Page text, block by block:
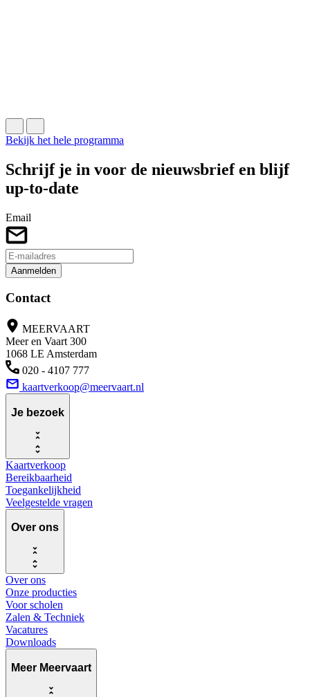
Bekijk het hele programma
Schrijf je in voor de nieuwsbrief en blijf
up-to-date
Email
Aanmelden
Contact
MEERVAART
Meer en Vaart 300
1068 LE Amsterdam
020 - 4107 777
kaartverkoop@meervaart.nl
Je bezoek
Kaartverkoop
Bereikbaarheid
Toegankelijkheid
Veelgestelde vragen
Over ons
Over ons
Onze producties
Voor scholen
Zalen & Techniek
Vacatures
Downloads
Meer Meervaart